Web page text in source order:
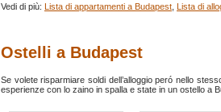
Vedi di più: Lista di appartamenti a Budapest Lista di
Ostelli a Budapest
Se volete risparmiare soldi dell’alloggio peró nello
esperienze con lo zaino in spalla e state in un ostello a